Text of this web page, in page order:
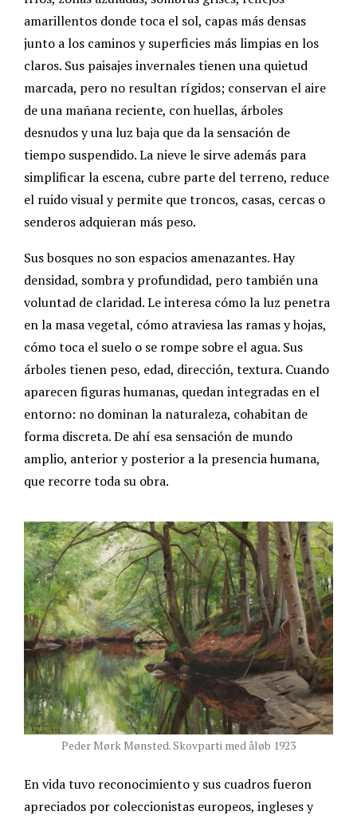
amarillentos donde toca el sol, capas más densas
junto a los caminos y superficies más limpias en los
claros. Sus paisajes invernales tienen una quietud
marcada, pero no resultan rígidos; conservan el aire
de una mañana reciente, con huellas, árboles
desnudos y una luz baja que da la sensación de
tiempo suspendido. La nieve le sirve además para
simplificar la escena, cubre parte del terreno, reduce
el ruido visual y permite que troncos, casas, cercas o
senderos adquieran más peso.
Sus bosques no son espacios amenazantes. Hay
densidad, sombra y profundidad, pero también una
voluntad de claridad. Le interesa cómo la luz penetra
en la masa vegetal, cómo atraviesa las ramas y hojas,
cómo toca el suelo o se rompe sobre el agua. Sus
árboles tienen peso, edad, dirección, textura. Cuando
aparecen figuras humanas, quedan integradas en el
entorno: no dominan la naturaleza, cohabitan de
forma discreta. De ahí esa sensación de mundo
amplio, anterior y posterior a la presencia humana,
que recorre toda su obra.
Peder Mørk Mønsted. Skovparti med åløb 1923
En vida tuvo reconocimiento y sus cuadros fueron
apreciados por coleccionistas europeos, ingleses y